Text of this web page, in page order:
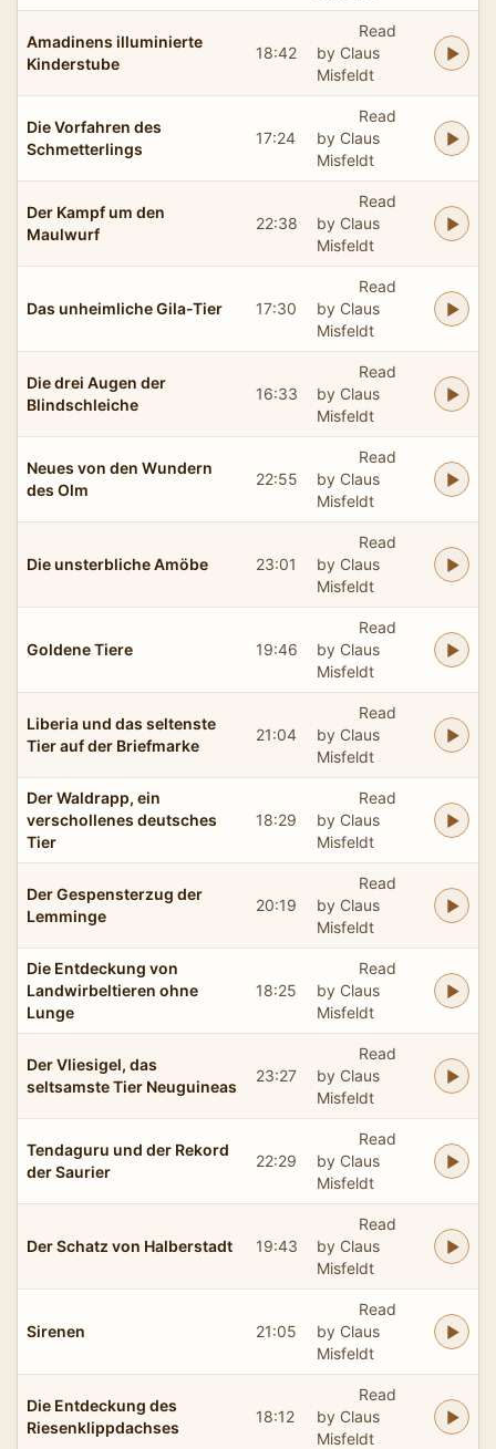
Amadinens illuminierte
Kinderstube
18:42
Read
by Claus
Misfeldt
Die Vorfahren des
Schmetterlings
17:24
Read
by Claus
Misfeldt
Der Kampf um den
Maulwurf
22:38
Read
by Claus
Misfeldt
Das unheimliche Gila-Tier 17:30
Read
by Claus
Misfeldt
Die drei Augen der
Blindschleiche
16:33
Read
by Claus
Misfeldt
Neues von den Wundern
des Olm
22:55
Read
by Claus
Misfeldt
Die unsterbliche Amöbe 23:01
Read
by Claus
Misfeldt
Goldene Tiere 19:46
Read
by Claus
Misfeldt
Liberia und das seltenste
Tier auf der Briefmarke
21:04
Read
by Claus
Misfeldt
Der Waldrapp, ein
verschollenes deutsches
Tier
18:29
Read
by Claus
Misfeldt
Der Gespensterzug der
Lemminge
20:19
Read
by Claus
Misfeldt
Die Entdeckung von
Landwirbeltieren ohne
Lunge
18:25
Read
by Claus
Misfeldt
Der Vliesigel, das
seltsamste Tier Neuguineas
23:27
Read
by Claus
Misfeldt
Tendaguru und der Rekord
der Saurier
22:29
Read
by Claus
Misfeldt
Der Schatz von Halberstadt 19:43
Read
by Claus
Misfeldt
Sirenen 21:05
Read
by Claus
Misfeldt
Die Entdeckung des
Riesenklippdachses
18:12
Read
by Claus
Misfeldt